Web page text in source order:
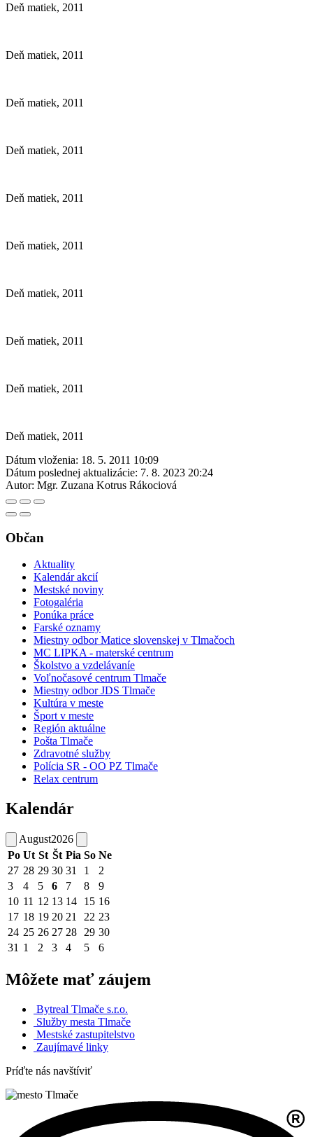
Deň matiek, 2011
Deň matiek, 2011
Deň matiek, 2011
Deň matiek, 2011
Deň matiek, 2011
Deň matiek, 2011
Deň matiek, 2011
Deň matiek, 2011
Deň matiek, 2011
Deň matiek, 2011
Dátum vloženia: 18. 5. 2011 10:09
Dátum poslednej aktualizácie: 7. 8. 2023 20:24
Autor: Mgr. Zuzana Kotrus Rákociová
Občan
Aktuality
Kalendár akcií
Mestské noviny
Fotogaléria
Ponúka práce
Farské oznamy
Miestny odbor Matice slovenskej v Tlmačoch
MC LIPKA - materské centrum
Školstvo a vzdelávaníe
Voľnočasové centrum Tlmače
Miestny odbor JDS Tlmače
Kultúra v meste
Šport v meste
Región aktuálne
Pošta Tlmače
Zdravotné služby
Polícia SR - OO PZ Tlmače
Relax centrum
Kalendár
August2026
Po Ut St Št Pia So Ne
27 28 29 30 31 1
2
3
4 5 6 7 8
9
10 11 12 13 14 15 16
17 18 19 20 21 22 23
24 25 26 27 28 29 30
31 1 2 3 4 5 6
Môžete mať záujem
Bytreal Tlmače s.r.o.
Služby mesta Tlmače
Mestské zastupitelstvo
Zaujímavé linky
Príďte nás navštíviť